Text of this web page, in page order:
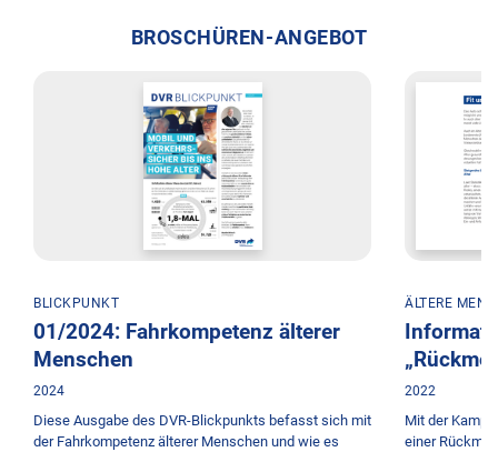
BROSCHÜREN-ANGEBOT
BLICKPUNKT
01/2024: Fahrkompetenz älterer
Menschen
2024
Diese Ausgabe des DVR-Blickpunkts befasst sich mit
der Fahrkompetenz älterer Menschen und wie es
ÄLTERE
2022
Mit der
einer